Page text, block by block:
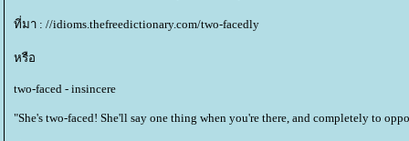
ที่มา : //idioms.thefreedictionary.com/two-facedly
หรือ
two-faced - insincere
"She's two-faced! She'll say one thing when you're there, and completely to